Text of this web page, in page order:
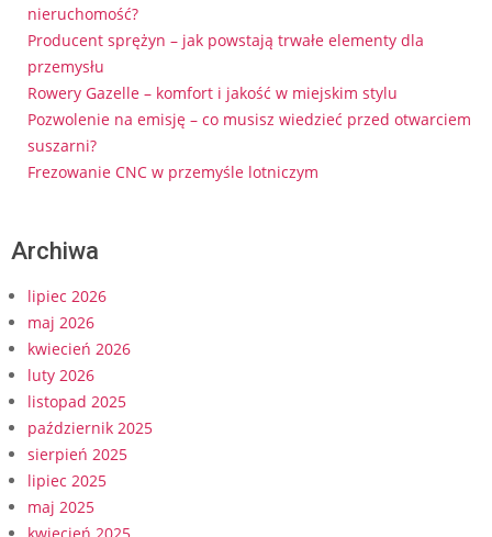
nieruchomość?
Producent sprężyn – jak powstają trwałe elementy dla
przemysłu
Rowery Gazelle – komfort i jakość w miejskim stylu
Pozwolenie na emisję – co musisz wiedzieć przed otwarciem
suszarni?
Frezowanie CNC w przemyśle lotniczym
Archiwa
lipiec 2026
maj 2026
kwiecień 2026
luty 2026
listopad 2025
październik 2025
sierpień 2025
lipiec 2025
maj 2025
kwiecień 2025